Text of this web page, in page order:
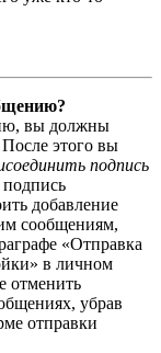
вы должны
После этого вы
подпись
добавление
сообщениям,
«Отправка
в личном
отменить
убрав
отправки